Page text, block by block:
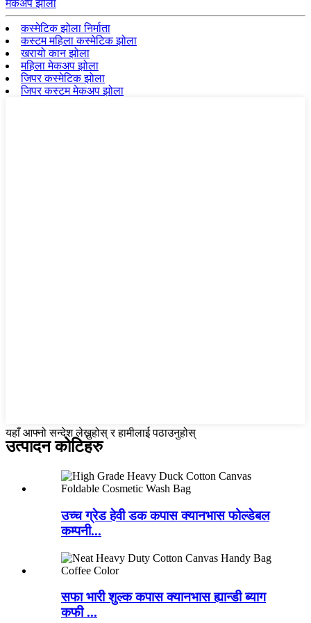
मेकअप झोला
कस्मेटिक झोला निर्माता
कस्टम महिला कस्मेटिक झोला
खरायो कान झोला
महिला मेकअप झोला
जिपर कस्मेटिक झोला
जिपर कस्टम मेकअप झोला
यहाँ आफ्नो सन्देश लेख्नुहोस् र हामीलाई पठाउनुहोस्
उत्पादन कोटिहरु
उच्च ग्रेड हेवी डक कपास क्यानभास फोल्डेबल
कम्पनी...
सफा भारी शुल्क कपास क्यानभास ह्यान्डी ब्याग
कफी ...